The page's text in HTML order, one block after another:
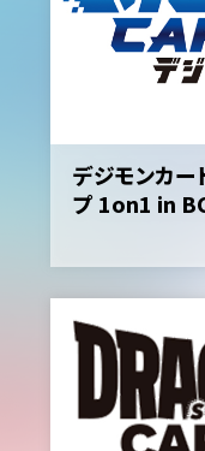
デジモンカー
プ 1on1 in